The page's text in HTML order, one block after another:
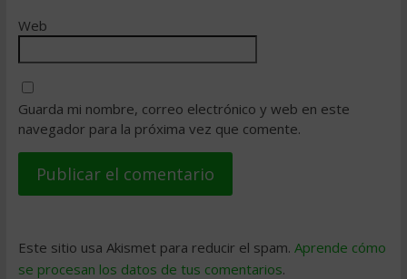
Web
Guarda mi nombre, correo electrónico y web en este
navegador para la próxima vez que comente.
Este sitio usa Akismet para reducir el spam. Aprende cómo
se procesan los datos de tus comentarios.